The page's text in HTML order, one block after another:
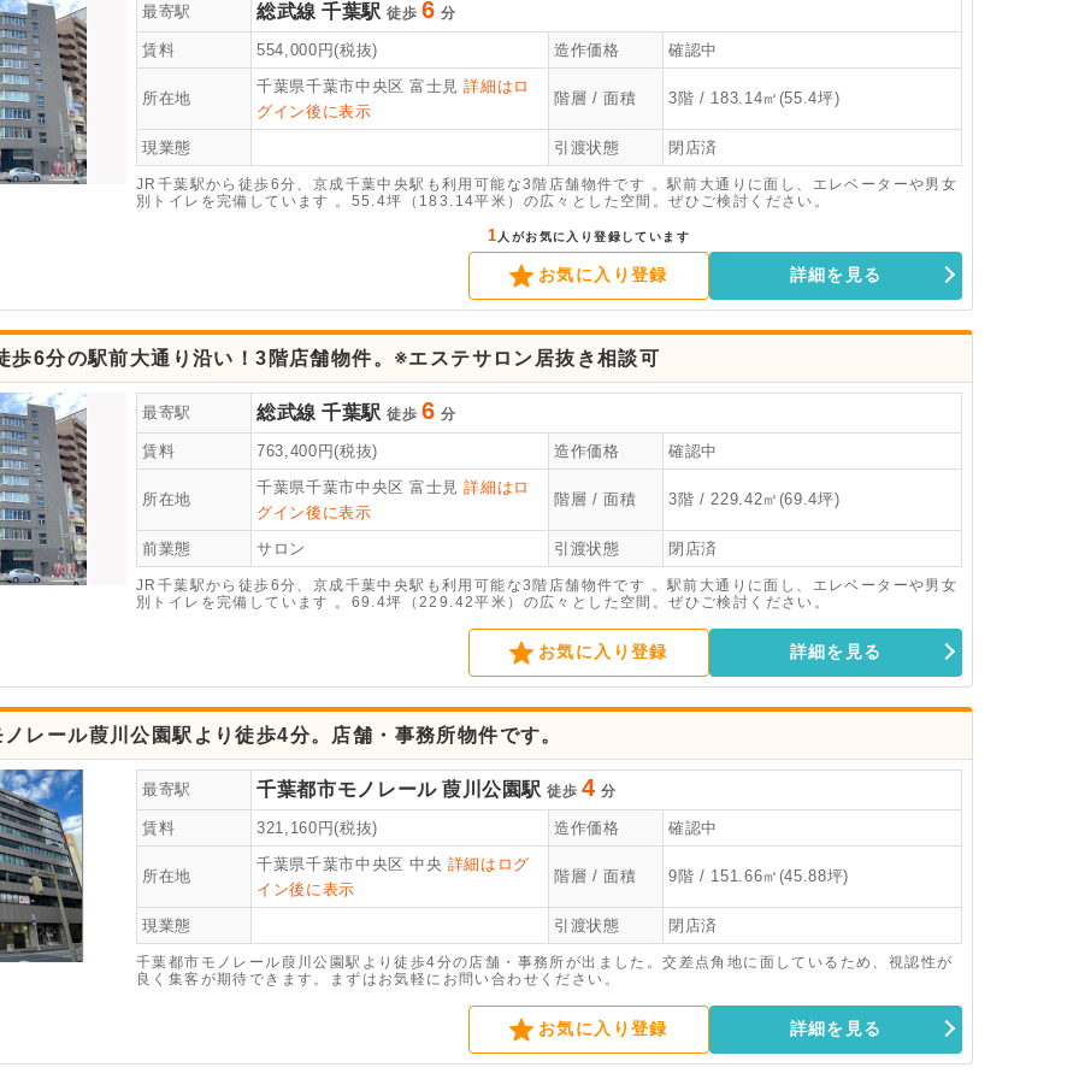
最寄駅 総武線 千葉駅 徒歩 6 分
賃料 554,000円(税抜) 造作価格 確認中
所在地
千葉県千葉市中央区 富士見詳細はロ
グイン後に表示
階層 / 面積 3階 / 183.14㎡(55.4坪)
現業態 引渡状態 閉店済
JR千葉駅から徒歩6分、京成千葉中央駅も利用可能な3階店舗物件です 。駅前大通りに面し、エレベーターや男女
別トイレを完備しています 。55.4坪（183.14平米）の広々とした空間。ぜひご検討ください。
1 人がお気に入り登録しています
お気に入り登録 詳細を見る
歩6分の駅前大通り沿い！3階店舗物件。※エステサロン居抜き相談可
最寄駅 総武線 千葉駅 徒歩 6 分
賃料 763,400円(税抜) 造作価格 確認中
所在地
千葉県千葉市中央区 富士見詳細はロ
グイン後に表示
階層 / 面積 3階 / 229.42㎡(69.4坪)
前業態 サロン 引渡状態 閉店済
JR千葉駅から徒歩6分、京成千葉中央駅も利用可能な3階店舗物件です 。駅前大通りに面し、エレベーターや男女
別トイレを完備しています 。69.4坪（229.42平米）の広々とした空間。ぜひご検討ください。
お気に入り登録 詳細を見る
レール葭川公園駅より徒歩4分。店舗・事務所物件です。
最寄駅 千葉都市モノレール 葭川公園駅 徒歩 4 分
賃料 321,160円(税抜) 造作価格 確認中
所在地
千葉県千葉市中央区 中央 詳細はログ
イン後に表示
階層 / 面積 9階 / 151.66㎡(45.88坪)
現業態 引渡状態 閉店済
千葉都市モノレール葭川公園駅より徒歩4分の店舗・事務所が出ました。交差点角地に面しているため、視認性が
良く集客が期待できます。まずはお気軽にお問い合わせください。
お気に入り登録 詳細を見る